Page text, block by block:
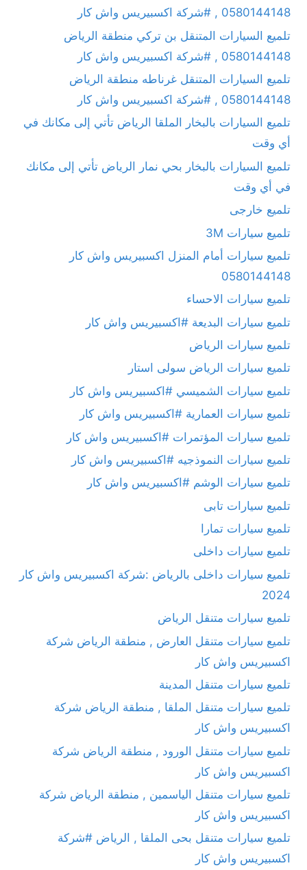
0580144148 , #شركة اكسبيريس واش كار
تلميع السيارات المتنقل بن تركي منطقة الرياض
0580144148 , #شركة اكسبيريس واش كار
تلميع السيارات المتنقل غرناطه منطقة الرياض
0580144148 , #شركة اكسبيريس واش كار
تلميع السيارات بالبخار الملقا الرياض تأتي إلى مكانك في
أي وقت
تلميع السيارات بالبخار بحي نمار الرياض تأتي إلى مكانك
في أي وقت
تلميع خارجى
تلميع سيارات 3M
تلميع سيارات أمام المنزل اكسبيريس واش كار
0580144148
تلميع سيارات الاحساء
تلميع سيارات البديعة #اكسبيريس واش كار
تلميع سيارات الرياض
تلميع سيارات الرياض سولى استار
تلميع سيارات الشميسي #اكسبيريس واش كار
تلميع سيارات العمارية #اكسبيريس واش كار
تلميع سيارات المؤتمرات #اكسبيريس واش كار
تلميع سيارات النموذجيه #اكسبيريس واش كار
تلميع سيارات الوشم #اكسبيريس واش كار
تلميع سيارات تابى
تلميع سيارات تمارا
تلميع سيارات داخلى
تلميع سيارات داخلى بالرياض :شركة اكسبيريس واش كار
2024
تلميع سيارات متنقل الرياض
تلميع سيارات متنقل العارض , منطقة الرياض شركة
اكسبيريس واش كار
تلميع سيارات متنقل المدينة
تلميع سيارات متنقل الملقا , منطقة الرياض شركة
اكسبيريس واش كار
تلميع سيارات متنقل الورود , منطقة الرياض شركة
اكسبيريس واش كار
تلميع سيارات متنقل الياسمين , منطقة الرياض شركة
اكسبيريس واش كار
تلميع سيارات متنقل بحى الملقا , الرياض #شركة
اكسبيريس واش كار